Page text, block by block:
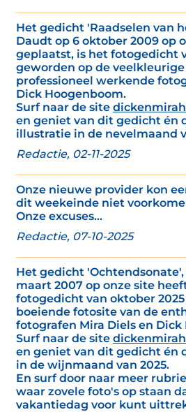
Het gedicht 'Raadselen van
Daudt op 6 oktober 2009 op
geplaatst, is het fotogedicht
geworden op de
professioneel werkende
Dick Hoogenboom.
Surf naar de site
en geniet van dit gedicht én
illustratie in de nevelmaand
Redactie, 02-11-2025
Onze nieuwe provider kon
dit weekeinde niet
Onze excuses...
Redactie, 07-10-2025
Het gedicht 'Ochtendsonate',
maart 2007 op onze site
fotogedicht van oktober
boeiende fotosite van de
fotografen Mira Diels en Dick
Surf naar de site
en geniet van dit gedicht én
in de wijnmaand van 2025.
En surf door naar meer
waar zovele foto's op staan
vakantiedag voor kunt